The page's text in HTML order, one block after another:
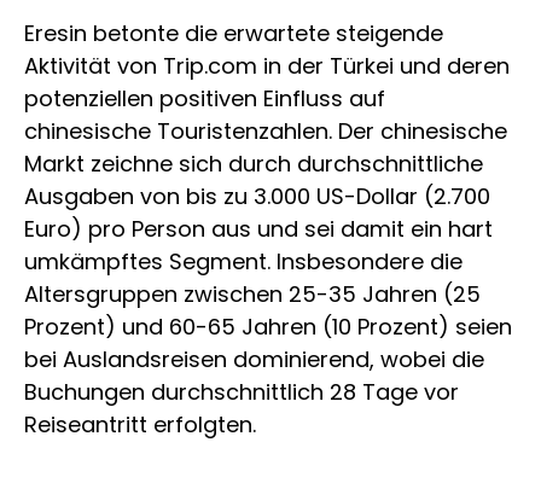
Eresin betonte die erwartete steigende
Aktivität von Trip.com in der Türkei und deren
potenziellen positiven Einfluss auf
chinesische Touristenzahlen. Der chinesische
Markt zeichne sich durch durchschnittliche
Ausgaben von bis zu 3.000 US-Dollar (2.700
Euro) pro Person aus und sei damit ein hart
umkämpftes Segment. Insbesondere die
Altersgruppen zwischen 25-35 Jahren (25
Prozent) und 60-65 Jahren (10 Prozent) seien
bei Auslandsreisen dominierend, wobei die
Buchungen durchschnittlich 28 Tage vor
Reiseantritt erfolgten.